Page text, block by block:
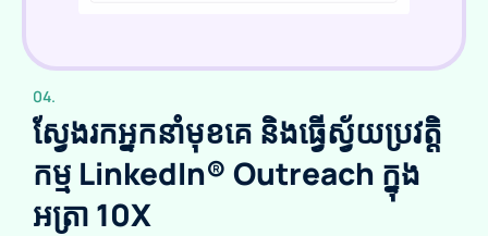
04.
ស្វែងរកអ្នកនាំមុខគេ និងធ្វើស្វ័យប្រវត្តិ
កម្ម LinkedIn® Outreach ក្នុង
អត្រា 10X